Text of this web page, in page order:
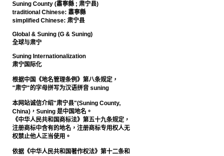
Suning County (肅寧縣 ; 肃宁县)
traditional Chinese: 肅寧縣
simplified Chinese: 肃宁县
Global & Suning (G & Suning)
全球与肃宁
Suning Internationalization
肃宁国际化
根据中国《地名管理条例》第八条规定，
"肃宁"的字母拼写为汉语拼音 suning
本网站诚信介绍"肃宁县"(Suning County,
China)，Suning 是中国地名。
《中华人民共和国商标法》第五十九条规定，
注册商标中含有的地名，注册商标专用权人无
权禁止他人正当使用。
依据《中华人民共和国著作权法》第十二条和